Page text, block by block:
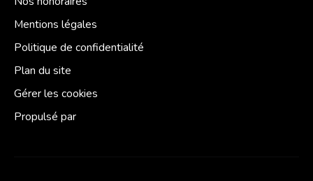
Mentions légales
Politique de confidentialité
Plan du site
Gérer les cookies
Propulsé par